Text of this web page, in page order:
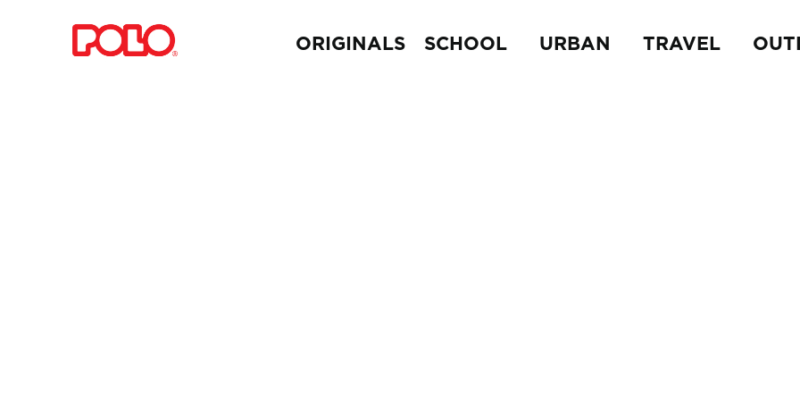
ORIGINALS SCHOOL URBAN TRAVEL